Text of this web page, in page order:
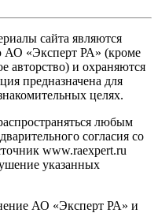
сайта являются
АО «Эксперт РА» (кроме
авторство) и охраняются
предназначена для
целях.
любым
согласия со
www.raexpert.ru
указанных
АО «Эксперт РА» и